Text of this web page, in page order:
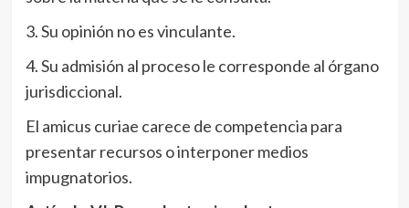
3. Su opinión no es vinculante.
4. Su admisión al proceso le corresponde al órgano
jurisdiccional.
El amicus curiae carece de competencia para
presentar recursos o interponer medios
impugnatorios.